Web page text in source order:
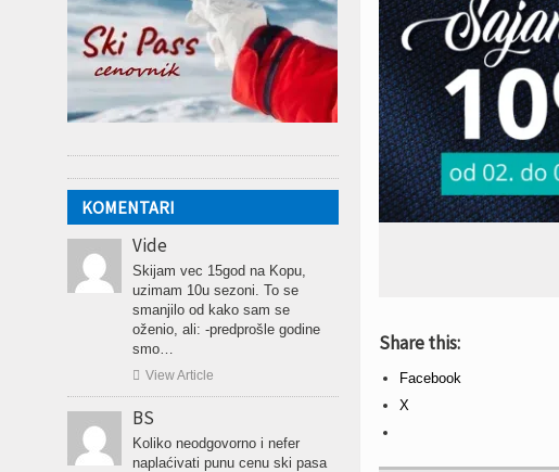
Share this:
Facebook
X
KOMENTARI
Vide
Skijam vec 15god na Kopu,
uzimam 10u sezoni. To se
smanjilo od kako sam se
oženio, ali: -predprošle godine
smo…
 View Article
BS
Koliko neodgovorno i nefer
naplaćivati punu cenu ski pasa